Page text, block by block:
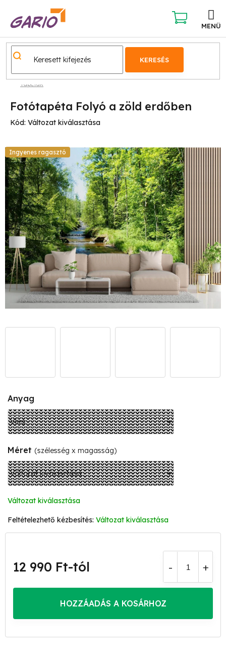
KERESÉS
KOSÁR
Tapéták
Fotótapéta Folyó a zöld erdőben
Kód: Változat kiválasztása
Ingyenes ragasztó
Anyag
Méret (szélesség x magasság)
Változat kiválasztása
Változat kiválasztása
12 990 Ft-tól
HOZZÁADÁS A KOSÁRHOZ